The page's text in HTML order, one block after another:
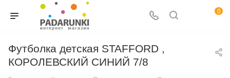
0
Футболка детская STAFFORD ,
КОРОЛЕВСКИЙ СИНИЙ 7/8